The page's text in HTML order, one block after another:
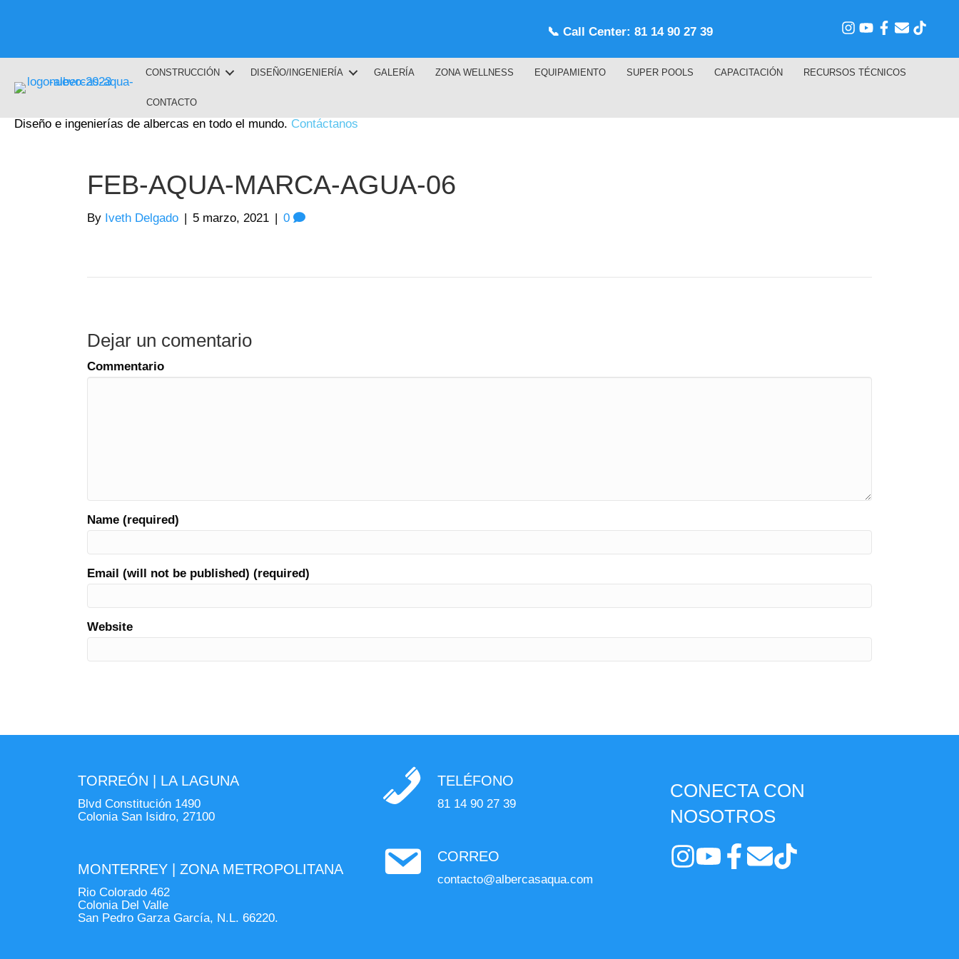
📞 Call Center: 81 14 90 27 39
CONSTRUCCIÓN DISEÑO/INGENIERÍA GALERÍA ZONA WELLNESS EQUIPAMIENTO SUPER POOLS CAPACITACIÓN RECURSOS TÉCNICOS
CONTACTO
Diseño e ingenierías de albercas en todo el mundo. Contáctanos
FEB-AQUA-MARCA-AGUA-06
By Iveth Delgado | 5 marzo, 2021 | 0
Dejar un comentario
Commentario
Name (required)
Email (will not be published) (required)
Website
TORREÓN | LA LAGUNA
Blvd Constitución 1490
Colonia San Isidro, 27100
MONTERREY | ZONA METROPOLITANA
Rio Colorado 462
Colonia Del Valle
San Pedro Garza García, N.L. 66220.
TELÉFONO
81 14 90 27 39
CORREO
contacto@albercasaqua.com
CONECTA CON
NOSOTROS